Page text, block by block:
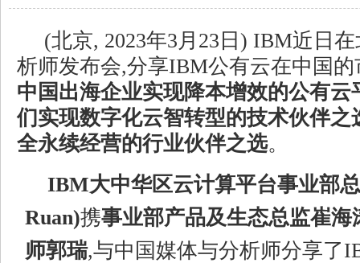
(北京, 2023年3月23日) IBM近日
析师发布会,分享IBM公有云在中国
中国出海企业实现降本增效的公有云
们实现数字化云智转型的技术伙伴之
全永续经营的行业伙伴之选。
IBM大中华区云计算平台事业部
Ruan)携事业部产品及生态总监崔海
师郭瑞,与中国媒体与分析师分享了